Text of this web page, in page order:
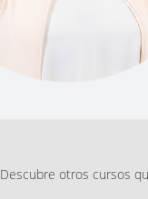
Descubre otros cursos